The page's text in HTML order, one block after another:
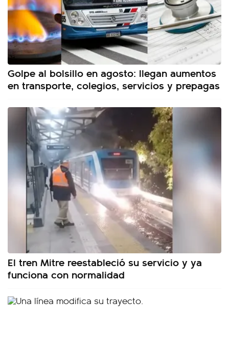
Golpe al bolsillo en agosto: llegan aumentos
en transporte, colegios, servicios y prepagas
El tren Mitre reestableció su servicio y ya
funciona con normalidad